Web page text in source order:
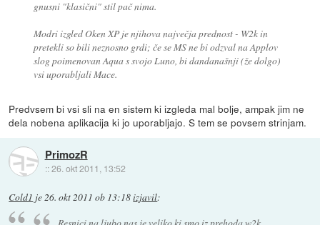
gnusni "klasični" stil pač nima.
Modri izgled Oken XP jenjihova največja prednost- W2k in
pretekli so bili neznosno grdi; če se MS ne bi odzval na Applov
slog poimenovan Aqua s svojo Luno, bi dandanašnji (že dolgo)
vsi uporabljali Mace.
Predvsem bi vsi sli na en sistem ki izgleda mal bolje, ampak jim ne
dela nobena aplikacija ki jo uporabljajo. S tem se povsem strinjam.
PrimozR
::26. okt 2011, 13:52
Cold1 je 26. okt 2011 ob 13:18izjavil: